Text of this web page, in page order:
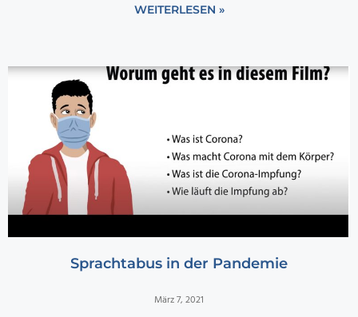
WEITERLESEN »
Sprachtabus in der Pandemie
März 7, 2021